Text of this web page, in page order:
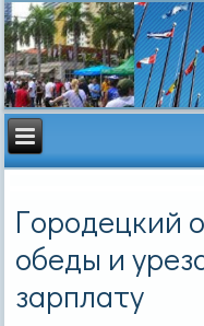
Городецкий
обеды и
зарплату